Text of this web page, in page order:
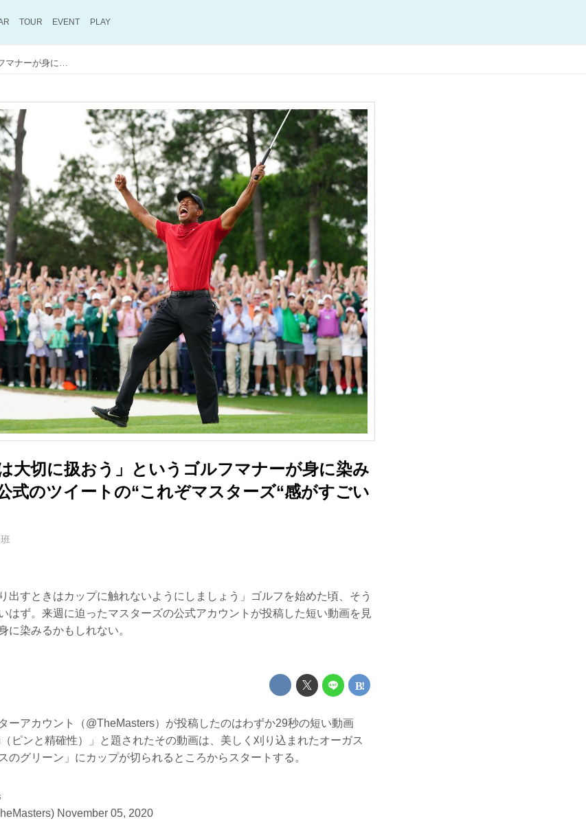
TOUR EVENT PLAY
「カップのふちは大切に扱おう」というゴルフマナーが身に染みる。マスターズ公式のツイートの“これぞマスターズ“感がすごい
大切に扱おう」というゴルフマナーが身に染み
式のツイートの“これぞマスターズ“感がすごい
出すときはカップに触れないようにしましょう」ゴルフを始めた頃、そう
はず。来週に迫ったマスターズの公式アカウントが投稿した短い動画を見
に染みるかもしれない。
ーアカウント（@TheMasters）が投稿したのはわずか29秒の短い動画
ピンと精確性）」と題されたその動画は、美しく刈り込まれたオーガス
のグリーン」にカップが切られるところからスタートする。
November 05, 2020